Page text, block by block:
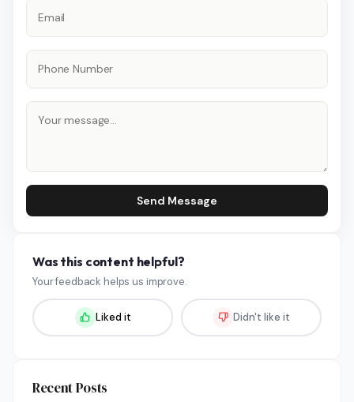
Send Message
Was this content helpful?
Your feedback helps us improve.
Liked it Didn't like it
Recent Posts